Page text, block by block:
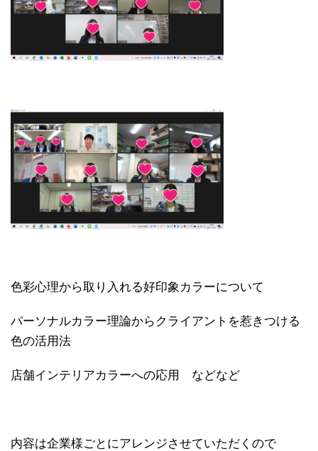
色彩心理から取り入れる好印象カラーについて
パーソナルカラー理論からクライアントを惹きつける
色の活用法
店舗インテリアカラーへの応用 などなど
内容は企業様ごとにアレンジさせていただくので